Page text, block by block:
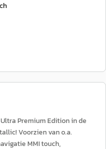
Premium Edition in de
Voorzien van o.a.
MMI touch,